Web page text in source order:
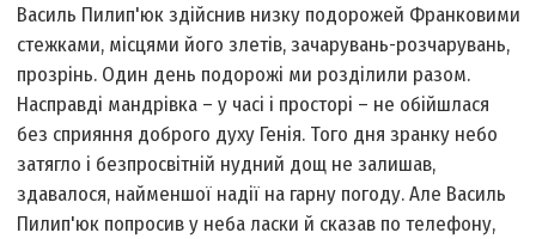
Василь Пилип'юк здійснив низку подорожей Франковими
стежками, місцями його злетів, зачарувань-розчарувань,
прозрінь. Один день подорожі ми розділили разом.
Насправді мандрівка – у часі і просторі – не обійшлася
без сприяння доброго духу Генія. Того дня зранку небо
затягло і безпросвітній нудний дощ не залишав,
здавалося, найменшої надії на гарну погоду. Але Василь
Пилип'юк попросив у неба ласки й сказав по телефону,